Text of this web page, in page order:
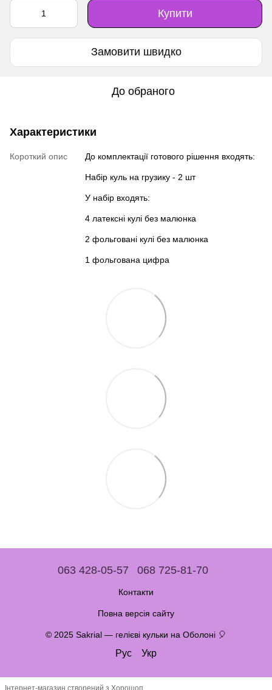
Купити
Замовити швидко
До обраного
Характеристики
Короткий опис До комплектації готового рішення входять:
Набір куль на грузику - 2 шт
У набір входять:
4 латексні кулі без малюнка
2 фольговані кулі без малюнка
1 фольгована цифра
063 428-05-57 068 725-81-70
Контакти
Повна версія сайту
© 2025 Sakrial — гелієві кульки на Оболоні 🎈
Рус Укр